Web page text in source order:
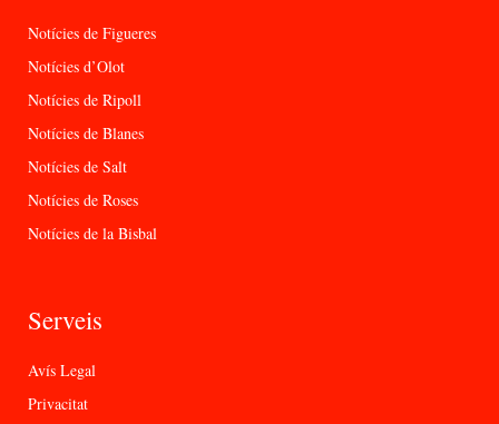
Notícies de Figueres
Notícies d’Olot
Notícies de Ripoll
Notícies de Blanes
Notícies de Salt
Notícies de Roses
Notícies de la Bisbal
Serveis
Avís Legal
Privacitat